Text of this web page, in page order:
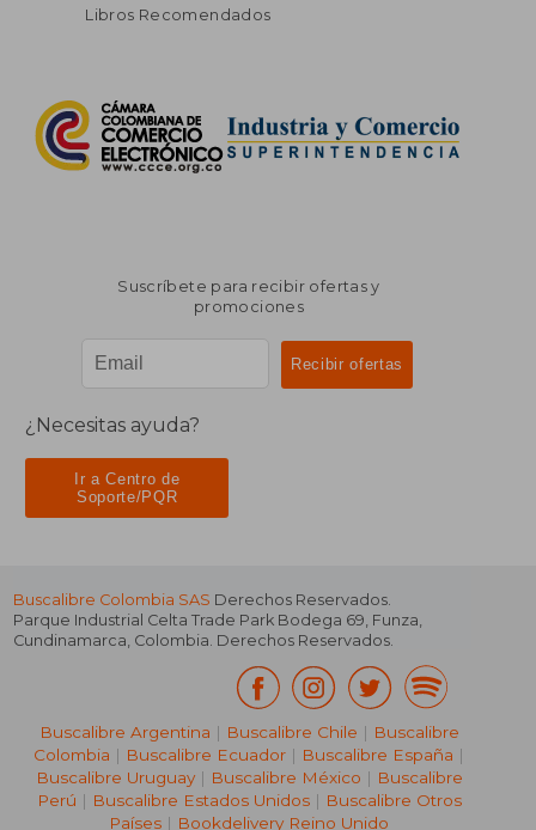
Libros Recomendados
Suscríbete para recibir ofertas y
promociones
¿Necesitas ayuda?
Ir a Centro de
Soporte/PQR
Buscalibre Colombia SAS Derechos Reservados.
Parque Industrial Celta Trade Park Bodega 69, Funza,
Cundinamarca, Colombia. Derechos Reservados.
Buscalibre Argentina | Buscalibre Chile | Buscalibre
Colombia | Buscalibre Ecuador | Buscalibre España |
Buscalibre Uruguay| Buscalibre México | Buscalibre
Perú | Buscalibre Estados Unidos| Buscalibre Otros
Países | Bookdelivery Reino Unido